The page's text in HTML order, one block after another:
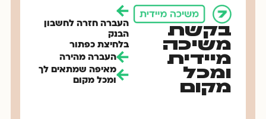
בקשת
משיכה
מיידית
ומכל
מקום
העברה חזרה לחשבון
הבנק
בלחיצת כפתור
העברה מהירה
מאיפה שמתאים לך
ומכל מקום